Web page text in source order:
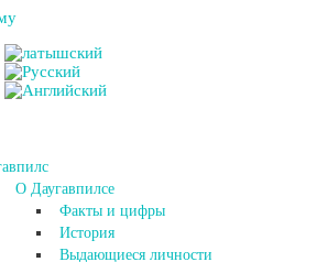
О Даугавпилсе
Факты и цифры
История
Выдающиеся личности